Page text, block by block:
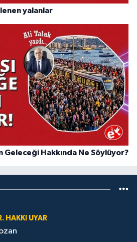
yalanlar
Geleceği Hakkında Ne Söylüyor?
HAKKI UYAR